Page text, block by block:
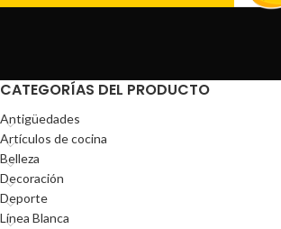
CATEGORÍAS DEL PRODUCTO
Antigüedades
Artículos de cocina
Belleza
Decoración
Deporte
Línea Blanca